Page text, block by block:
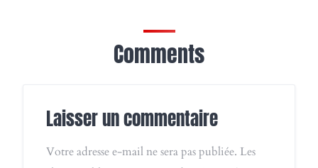
Comments
Laisser un commentaire
Votre adresse e-mail ne sera pas publiée. Les